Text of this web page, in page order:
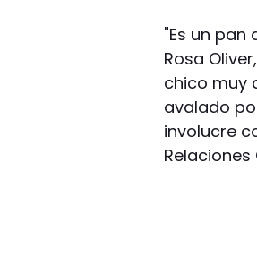
"Es un pan
Rosa
chico muy
avalado
involucre